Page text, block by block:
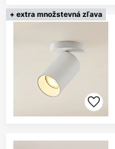
+ extra množstevná zľava